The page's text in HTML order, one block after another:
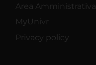
Area Amministrativa
MyUnivr
Privacy policy